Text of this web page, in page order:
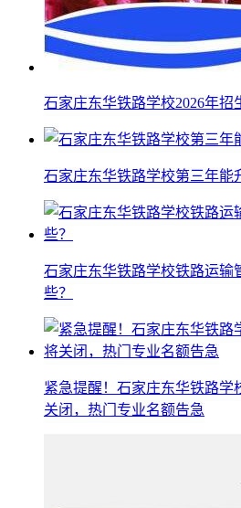
石家庄东华铁路学校2026年招
石家庄东华铁路学校第三年能
石家庄东华铁路学校铁路运输
些？
紧急提醒！石家庄东华铁路学
关闭，热门专业名额告急